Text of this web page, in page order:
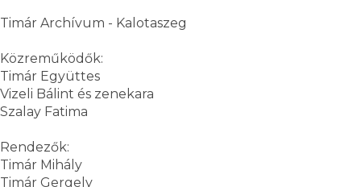
Timár Archívum - Kalotaszeg
Közreműködők:
Timár Együttes
Vizeli Bálint és zenekara
Szalay Fatima
Rendezők:
Timár Mihály
Timár Gergely